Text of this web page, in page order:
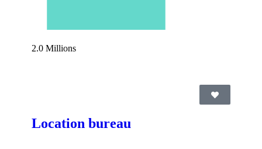
2.0 Millions
Location bureau